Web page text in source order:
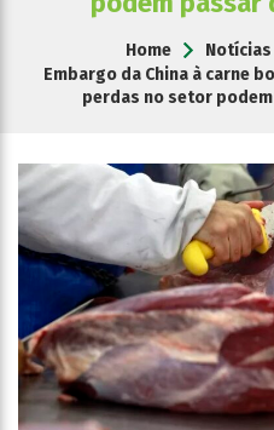
Home Notícias
Embargo da China à carne
perdas no setor